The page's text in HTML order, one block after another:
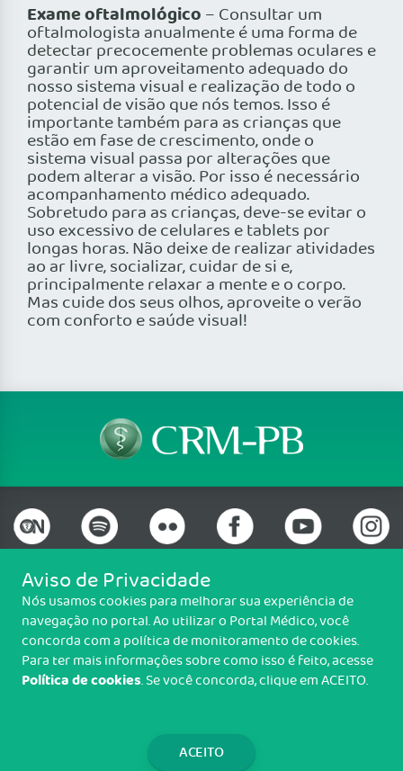
Exame oftalmológico – Consultar um
oftalmologista anualmente é uma forma de
detectar precocemente problemas oculares e
garantir um aproveitamento adequado do
nosso sistema visual e realização de todo o
potencial de visão que nós temos. Isso é
importante também para as crianças que
estão em fase de crescimento, onde o
sistema visual passa por alterações que
podem alterar a visão. Por isso é necessário
acompanhamento médico adequado.
Sobretudo para as crianças, deve-se evitar o
uso excessivo de celulares e tablets por
longas horas. Não deixe de realizar atividades
ao ar livre, socializar, cuidar de si e,
principalmente relaxar a mente e o corpo.
Mas cuide dos seus olhos, aproveite o verão
com conforto e saúde visual!
Telefone: (83) 3690-0707
Email: protocolo@crmpb.org.br
Av. Dom Pedro II, 1335, Torre, João Pessoa/PB - CEP: 58040-440
Copyright CRM-PB. Todos os direitos reservados.
Aviso de Privacidade
Nós usamos cookies para melhorar sua experiência de
navegação no portal. Ao utilizar o Portal Médico, você
concorda com a política de monitoramento de cookies.
Para ter mais informações sobre como isso é feito, acesse
Política de cookies. Se você concorda, clique em ACEITO.
ACEITO